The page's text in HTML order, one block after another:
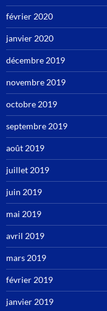
février 2020
janvier 2020
décembre 2019
novembre 2019
octobre 2019
septembre 2019
août 2019
juillet 2019
juin 2019
mai 2019
avril 2019
mars 2019
février 2019
janvier 2019